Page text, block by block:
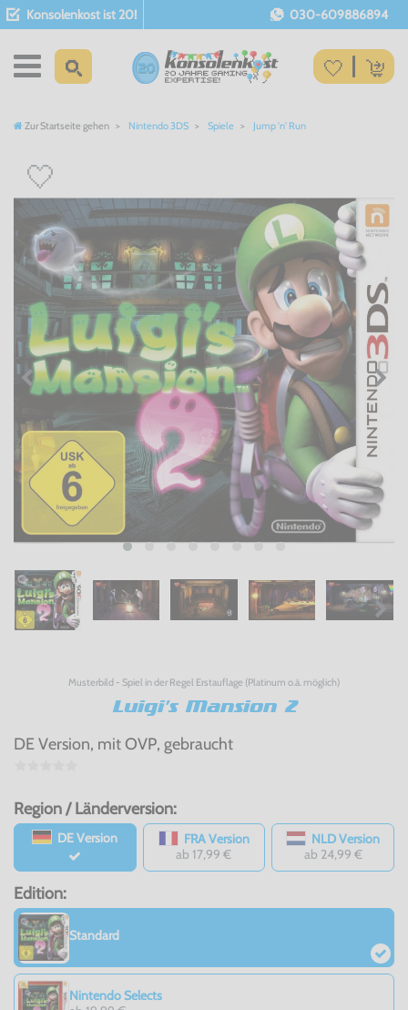
Konsolenkost ist 20! 030-609886894
Zur Startseite gehen Nintendo 3DS Spiele Jump 'n' Run
Musterbild - Spiel in der Regel Erstauflage (Platinum o.ä. möglich)
Luigi's Mansion 2
DE Version, mit OVP, gebraucht
Region / Länderversion:
DE Version
FRA Version
ab 17,99 €
NLD Version
ab 24,99 €
Edition:
Standard
Nintendo Selects